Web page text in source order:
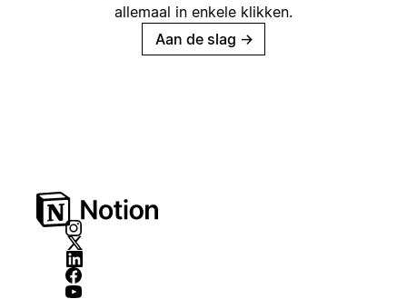
allemaal in enkele klikken.
Aan de slag →